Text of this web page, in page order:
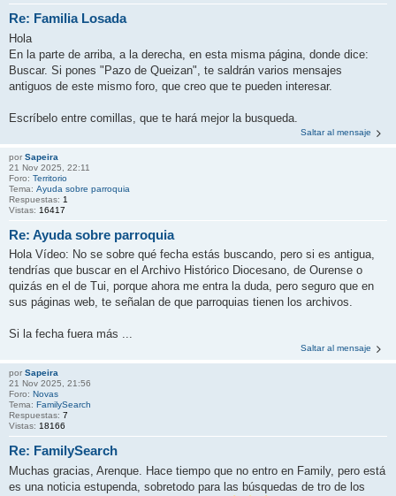
Re: Familia Losada
Hola
En la parte de arriba, a la derecha, en esta misma página, donde dice:
Buscar. Si pones "Pazo de Queizan", te saldrán varios mensajes
antiguos de este mismo foro, que creo que te pueden interesar.
Escríbelo entre comillas, que te hará mejor la busqueda.
Saltar al mensaje
por Sapeira
21 Nov 2025, 22:11
Foro: Territorio
Tema: Ayuda sobre parroquia
Respuestas: 1
Vistas: 16417
Re: Ayuda sobre parroquia
Hola Vídeo: No se sobre qué fecha estás buscando, pero si es antigua,
tendrías que buscar en el Archivo Histórico Diocesano, de Ourense o
quizás en el de Tui, porque ahora me entra la duda, pero seguro que en
sus páginas web, te señalan de que parroquias tienen los archivos.
Si la fecha fuera más ...
Saltar al mensaje
por Sapeira
21 Nov 2025, 21:56
Foro: Novas
Tema: FamilySearch
Respuestas: 7
Vistas: 18166
Re: FamilySearch
Muchas gracias, Arenque. Hace tiempo que no entro en Family, pero está
es una noticia estupenda, sobretodo para las búsquedas de tro de los